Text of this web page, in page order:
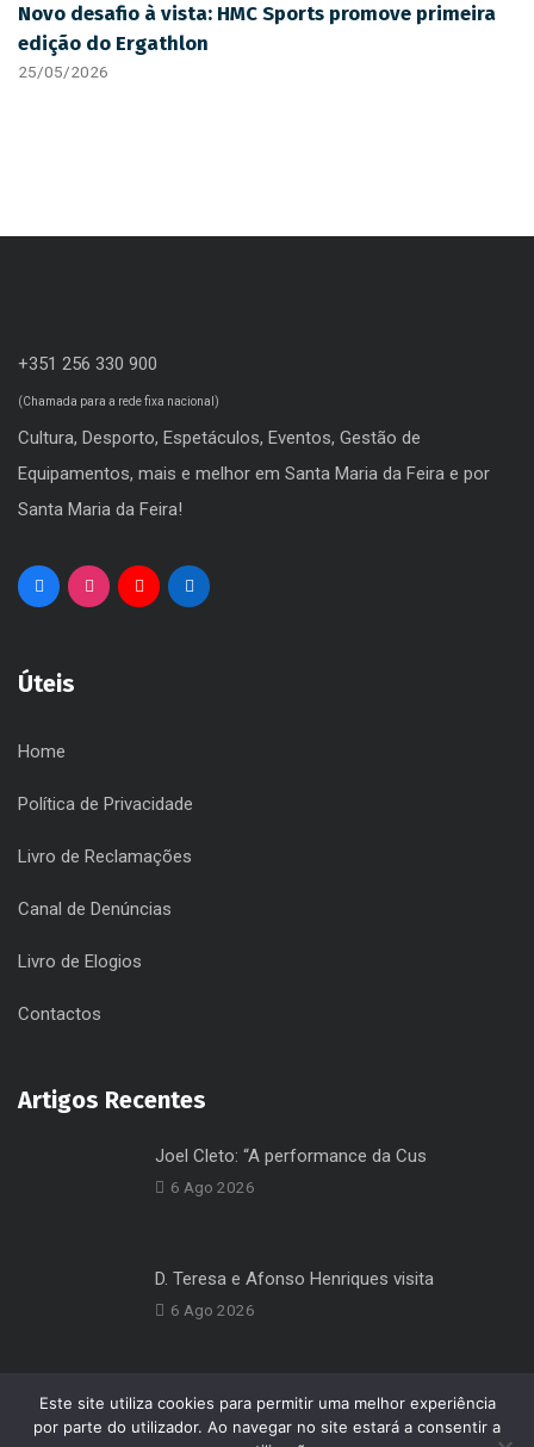
Novo desafio à vista: HMC Sports promove primeira
edição do Ergathlon
25/05/2026
+351 256 330 900
(Chamada para a rede fixa nacional)
Cultura, Desporto, Espetáculos, Eventos, Gestão de
Equipamentos, mais e melhor em Santa Maria da Feira e por
Santa Maria da Feira!
Úteis
Home
Política de Privacidade
Livro de Reclamações
Canal de Denúncias
Livro de Elogios
Contactos
Artigos Recentes
Joel Cleto: “A performance da Cus
6 Ago 2026
D. Teresa e Afonso Henriques visita
6 Ago 2026
Este site utiliza cookies para permitir uma melhor experiência
por parte do utilizador. Ao navegar no site estará a consentir a